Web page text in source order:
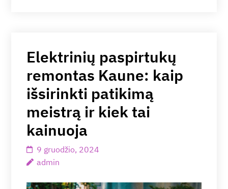
Elektrinių paspirtukų
remontas Kaune: kaip
išsirinkti patikimą
meistrą ir kiek tai
kainuoja
9 gruodžio, 2024
admin